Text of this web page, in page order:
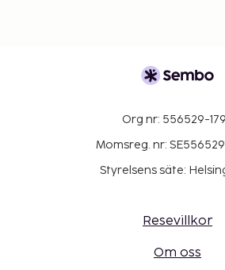
Org nr: 556529-
Momsreg. nr:
Styrelsens säte:
Resevillkor
Om oss